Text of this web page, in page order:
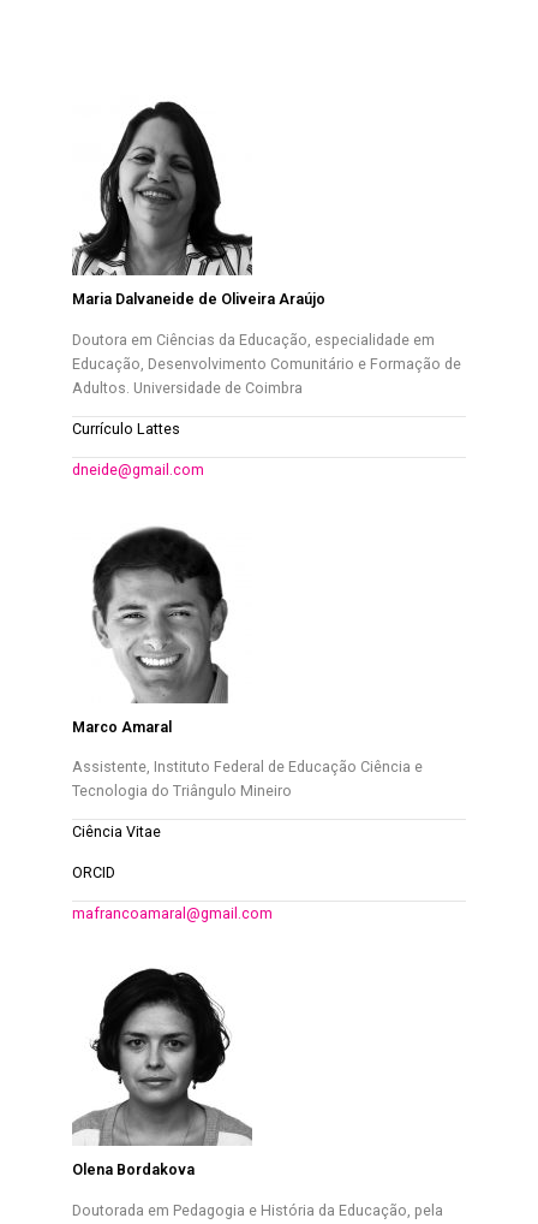
Maria Dalvaneide de Oliveira Araújo
Doutora em Ciências da Educação, especialidade em
Educação, Desenvolvimento Comunitário e Formação de
Adultos. Universidade de Coimbra
Currículo Lattes
dneide@gmail.com
Marco Amaral
Assistente, Instituto Federal de Educação Ciência e
Tecnologia do Triângulo Mineiro
Ciência Vitae
ORCID
mafrancoamaral@gmail.com
Olena Bordakova
Doutorada em Pedagogia e História da Educação, pela